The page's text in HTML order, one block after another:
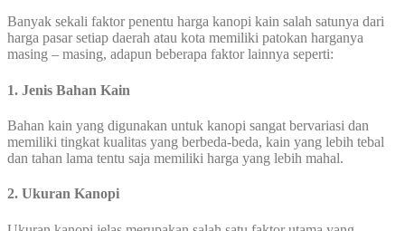
Banyak sekali faktor penentu harga kanopi kain salah satunya dari
harga pasar setiap daerah atau kota memiliki patokan harganya
masing – masing, adapun beberapa faktor lainnya seperti:
1. Jenis Bahan Kain
Bahan kain yang digunakan untuk kanopi sangat bervariasi dan
memiliki tingkat kualitas yang berbeda-beda, kain yang lebih tebal
dan tahan lama tentu saja memiliki harga yang lebih mahal.
2. Ukuran Kanopi